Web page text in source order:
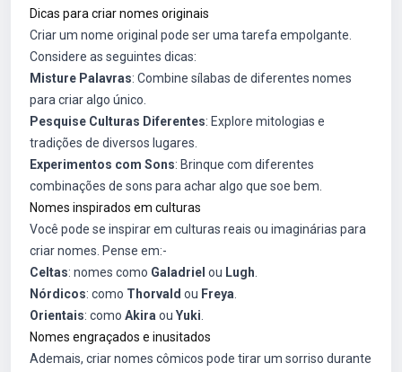
Dicas para criar nomes originais
Criar um nome original pode ser uma tarefa empolgante.
Considere as seguintes dicas:
Misture Palavras: Combine sílabas de diferentes nomes
para criar algo único.
Pesquise Culturas Diferentes: Explore mitologias e
tradições de diversos lugares.
Experimentos com Sons: Brinque com diferentes
combinações de sons para achar algo que soe bem.
Nomes inspirados em culturas
Você pode se inspirar em culturas reais ou imaginárias para
criar nomes. Pense em:-
Celtas: nomes como Galadriel ou Lugh
Nórdicos: como Thorvald ou Freya
Orientais: como Akira ou Yuki
Nomes engraçados e inusitados
Ademais, criar nomes cômicos pode tirar um sorriso durante